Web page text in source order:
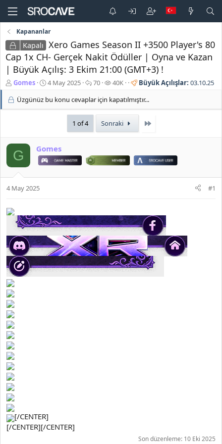
Kapananlar
Kapalı Xero Games Season II +3500 Player's 80
Cap 1x CH- Gerçek Nakit Ödüller | Oyna ve Kazan
| Büyük Açılış: 3 Ekim 21:00 (GMT+3) !
K
n
b
b
a
ş
t
n
Gomes
B
ş
l
ç
t
r
4 May 2025
C
v
a
p
70
G
r
ü
t
e
m
40K Büyük Açılışlar: 03.10.25
Üzgünüz bu konu cevaplar için kapatılmıştır...
1 of 4 Sonraki
G Gomes
4 May 2025 #1
[/CENTER]
[/CENTER][/CENTER]
Son düzenleme: 10 Eki 2025